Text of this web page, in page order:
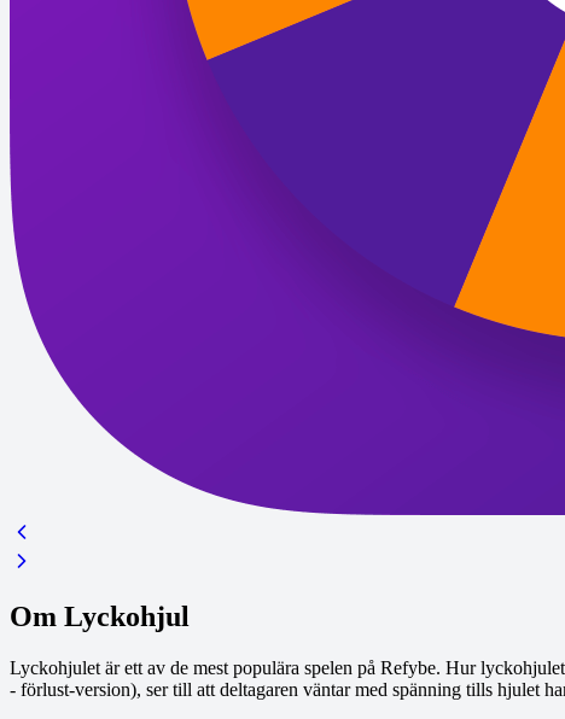
Om Lyckohjul
Lyckohjulet är ett av de mest populära spelen på Refybe. Hur
- förlust-version), ser till att deltagaren väntar med spänning tills hjulet